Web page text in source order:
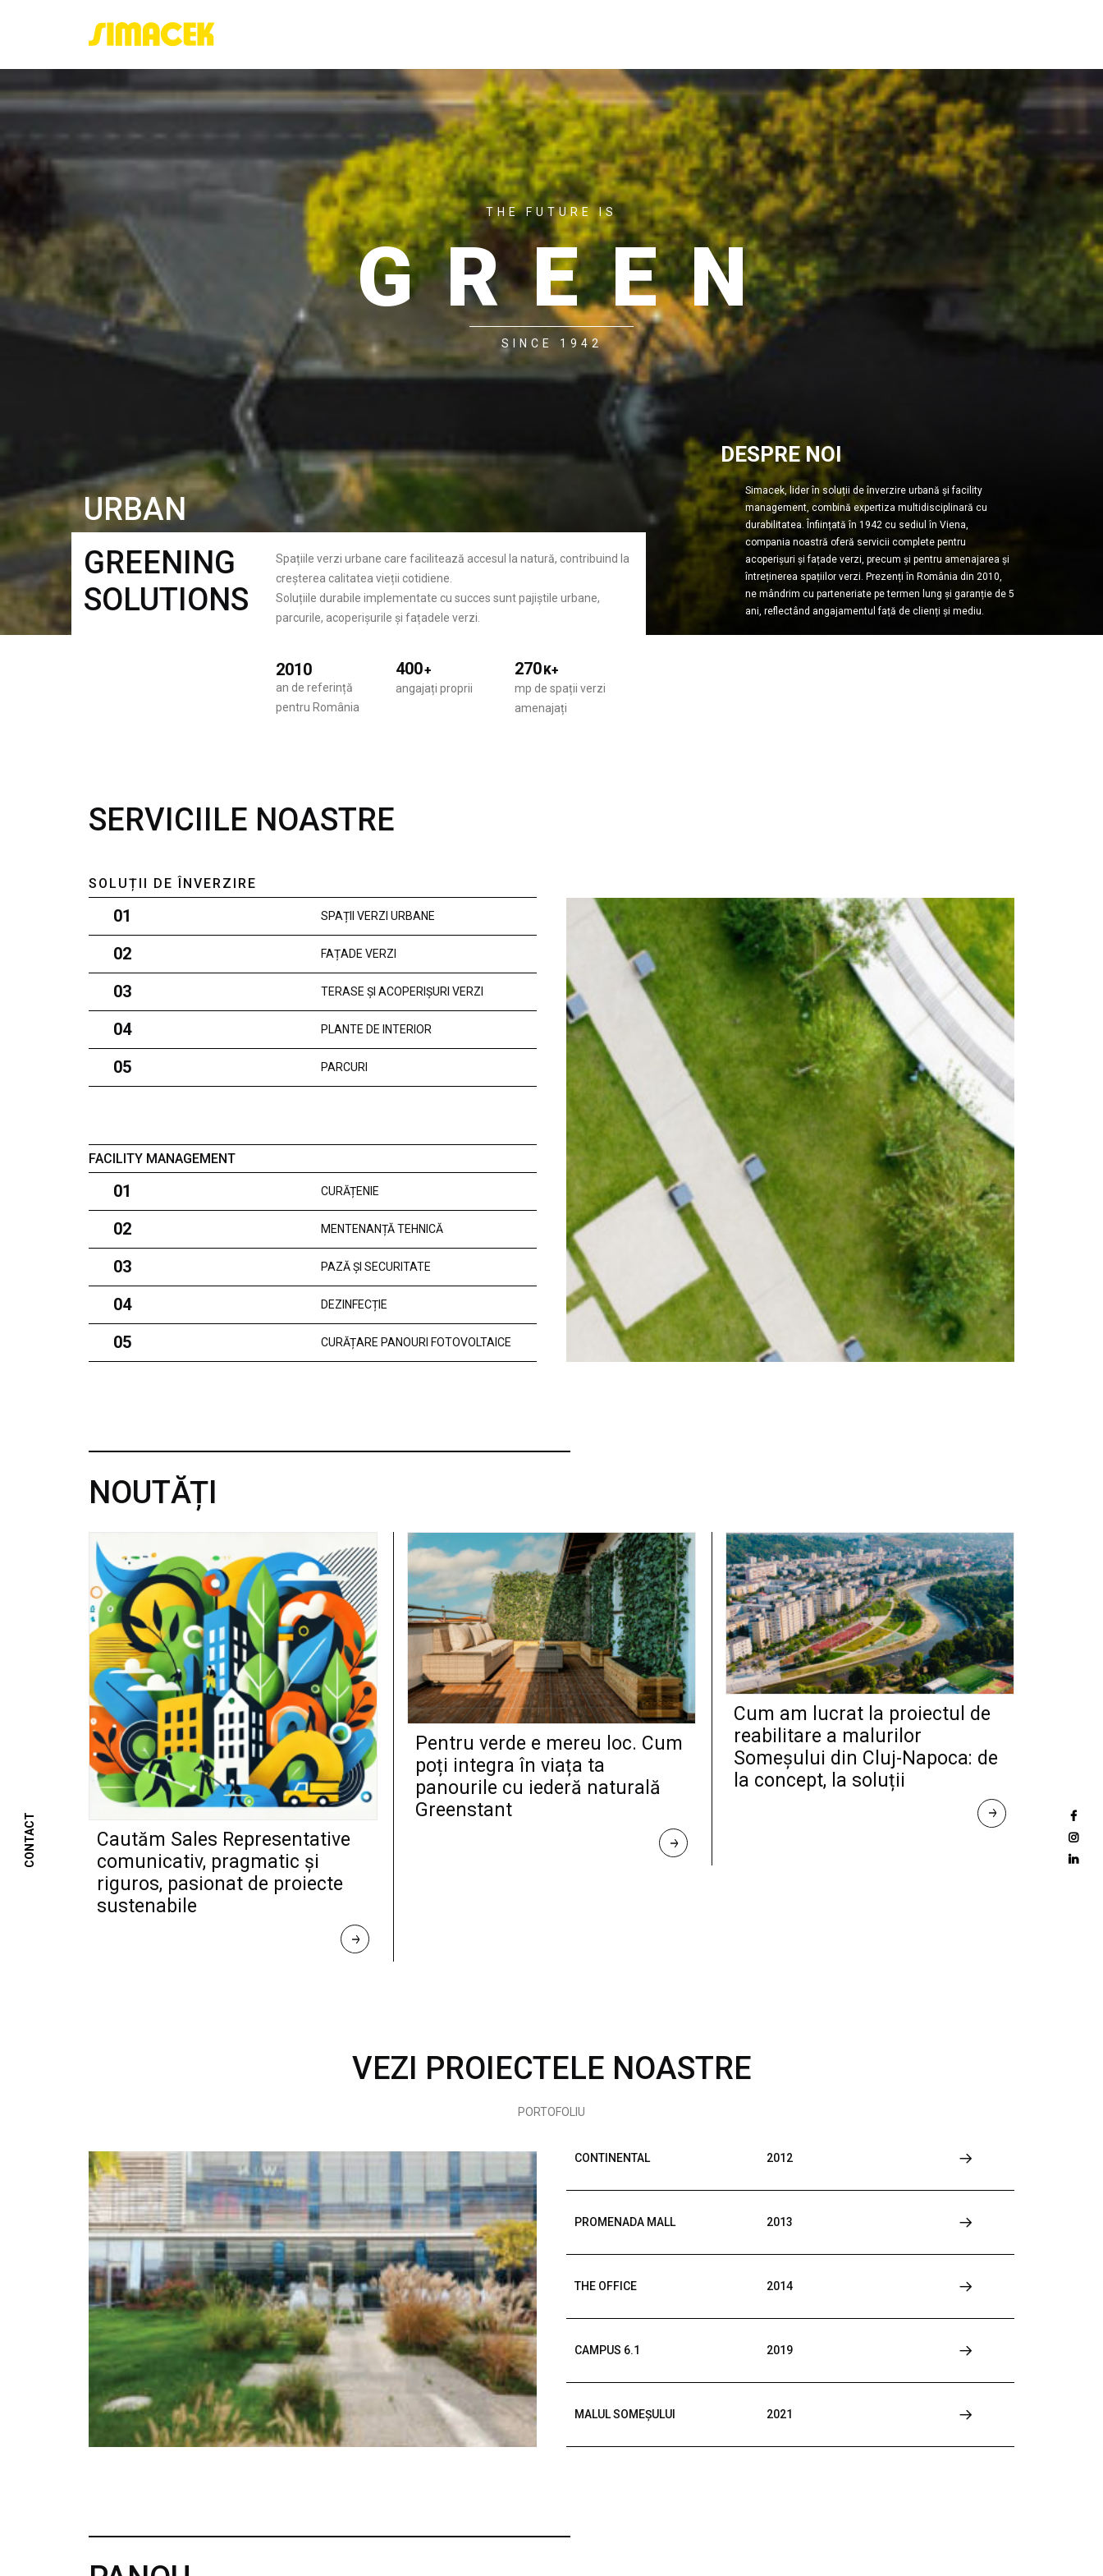
THE FUTURE IS
GREEN
SINCE 1942
DESPRE NOI
Simacek, lider în soluții de înverzire urbană și facility
management, combină expertiza multidisciplinară cu
durabilitatea. Înființată în 1942 cu sediul în Viena,
compania noastră oferă servicii complete pentru
acoperișuri și fațade verzi, precum și pentru amenajarea și
întreținerea spațiilor verzi. Prezenți în România din 2010,
ne mândrim cu parteneriate pe termen lung și garanție de 5
ani, reflectând angajamentul față de clienți și mediu.
URBAN
GREENING
SOLUTIONS
Spațiile verzi urbane care facilitează accesul la natură, contribuind la
creșterea calitatea vieții cotidiene.
Soluțiile durabile implementate cu succes sunt pajiștile urbane,
parcurile, acoperișurile și fațadele verzi.
2010
an de referință
pentru România
400+
angajați proprii
270K+
mp de spații verzi
amenajați
SERVICIILE NOASTRE
SOLUȚII DE ÎNVERZIRE
01 SPAȚII VERZI URBANE
02 FAȚADE VERZI
03 TERASE ȘI ACOPERIȘURI VERZI
04 PLANTE DE INTERIOR
05 PARCURI
FACILITY MANAGEMENT
01 CURĂȚENIE
02 MENTENANȚĂ TEHNICĂ
03 PAZĂ ȘI SECURITATE
04 DEZINFECȚIE
05 CURĂȚARE PANOURI FOTOVOLTAICE
NOUTĂȚI
Cautăm Sales Representative
comunicativ, pragmatic și
riguros, pasionat de proiecte
sustenabile
R
E
Pentru verde e mereu loc. Cum
poți integra în viața ta
panourile cu iederă naturală
Greenstant
R
E
Cum am lucrat la proiectul de
reabilitare a malurilor
Someșului din Cluj-Napoca: de
la concept, la soluții
R
VEZI PROIECTELE NOASTRE
PORTOFOLIU
CONTINENTAL 2012
PROMENADA MALL 2013
THE OFFICE 2014
CAMPUS 6.1 2019
MALUL SOMEȘULUI 2021
CONTACT